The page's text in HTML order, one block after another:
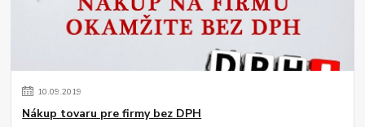
10.09.2019
Nákup tovaru pre firmy bez DPH